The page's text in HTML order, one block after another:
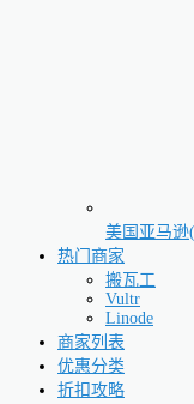
美国亚马逊
热门商家
搬瓦工
Vultr
Linode
商家列表
优惠分类
折扣攻略